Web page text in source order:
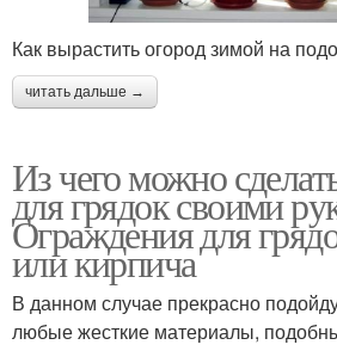
Как вырастить огород зимой на
читать дальше →
Из чего можно
для грядок своими
Ограждения для
или кирпича
В данном случае прекрасно
любые жесткие материалы,